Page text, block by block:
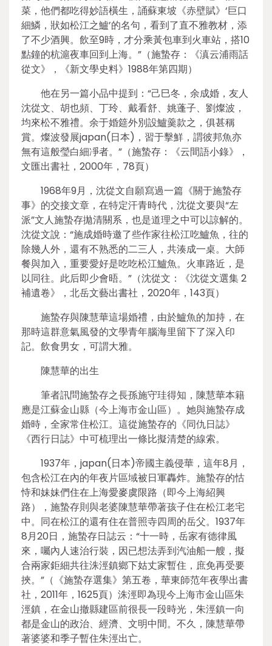
菜，他們都吃得妙語橫生，誦蘇東坡《赤壁賦》‘巨口
細鱗，狀如松江之鱸’的名句，看到了直不雅教材，添
了不少酒興。飲至9時，才分乘黃包車到火車站，搭10
點鐘的杭滬夜車回到上海。”（施蟄存：《滇云浦雨話
從文》，《新文學史料》1988年第四期）
他在另一篇小品中提到：“己巳冬，余成婚，友人
沈從文、胡也頻、丁玲、戴看舒、姚蓬子、劉燦波，
均來松不雅禮。余于婚筵外別設鱸羹款之，俱甚稱
賞。燦波發展japan(日本)，習于擊鮮，謂彼邦魚亦
無有這般瑩白細凈者。”（施蟄存：《云間語小錄》，
文匯出書社，2000年，78頁）
1968年9月，沈從文自願寫過一篇《關于施蟄存
事》的交接文章，在特定汗青時代，沈從文要與“左
派”文人施蟄存拋清關系，也是道理之中可以諒解的。
沈從文說：“施成婚時邀了些作家往松江吃鱸魚，往的
除幾人外，還有不熟悉的二三人，共湊成一桌。大師
餐與加入，重要愛好是吃吃松江鱸魚。火車路近，是
以同往。此后即少會晤。”（沈從文：《沈從文選集 2
補遺卷》，北岳文藝出書社，2020年，143頁）
施蟄存與陳慧華這場婚禮，由於鱸魚的加持，在
那時這群意氣風發的文學青年腦海里留下了深入印
記。飲食男女，可謂大雅。
陳慧華的出生
筆者訊問施蟄存之長孫施守珪得知，陳慧華本籍
應是江蘇金山縣（今上海市金山區）。她與施蟄存成
婚時，全家常住松江。這從施蟄存的《同仇日誌》
《西行日誌》中可梳理出一條比擬清楚的線索。
1937年，japan(日本)帝國主義侵華，這年8月，
包含松江在內的年夜片區域被日軍轟炸。施蟄存的怙
恃和妹妹們住在上海愛麥虞限路（即今上海紹興
路），施蟄存則與老婆陳慧華帶著孩子住在松江老宅
中。同在松江的還有住在普照寺四周的岳父。1937年
8月20日，施蟄存日誌云：“十一時，岳家有德律風
來，囑內人速治行裝，因已想法弄到汽油船一艘，擬
合兩家鉅細共往洙涇鎮鄉下姑丈家暫住，庶免再受要
挾。”（《施蟄存選集》第五卷，華東師范年夜學出書
社，2011年，1625頁）洙涇即為現今上海市金山區朱
涇鎮，在金山撤縣建區前很長一段時光，朱涇鎮一向
都是金山的政治、經濟、文明中間。不久，陳慧華帶
著婆婆和季子暫住朱涇出亡。